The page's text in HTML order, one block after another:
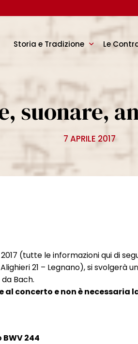
Storia e Tradizione Le
suonare,
7 APRILE 2017
(tutte le informazioni qui di
21 – Legnano), si svolgerà
Bach.
concerto e non è necessaria
244